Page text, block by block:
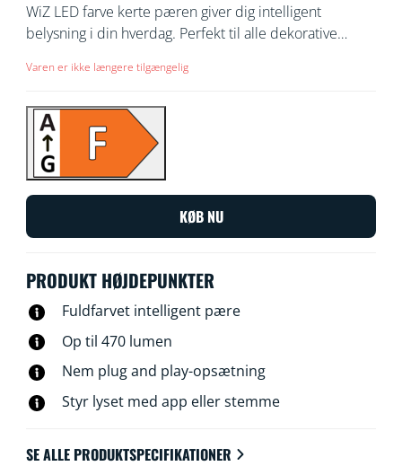
WiZ LED farve kerte pæren giver dig intelligent
belysning i din hverdag. Perfekt til alle dekorative
med 16 millioner farver og varmt til køligt hvidt lys. Du
lyset, der passer til dine daglige eller ugentlige rutiner,
og fjernstyre lamperne via din smartphone eller med
din stemme, selv når du er væk fra hjemmet. WiZ
lyskilder opretter forbindelse til din eksisterende Wi-
Fi-forbindelse uden behov for ekstra udstyr.
Varen er ikke længere tilgængelig
KØB NU
PRODUKT HØJDEPUNKTER
Fuldfarvet intelligent pære
Op til 470 lumen
Nem plug and play-opsætning
Styr lyset med app eller stemme
SE ALLE PRODUKTSPECIFIKATIONER